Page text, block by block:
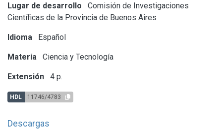
Lugar de desarrollo
Comisión de Investigaciones
Científicas de la Provincia de Buenos Aires
Idioma Español
Materia Ciencia y Tecnología
Extensión 4 p.
HDL 11746/4783
Descargas